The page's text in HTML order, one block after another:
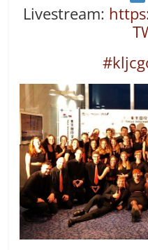
Livestream:
#